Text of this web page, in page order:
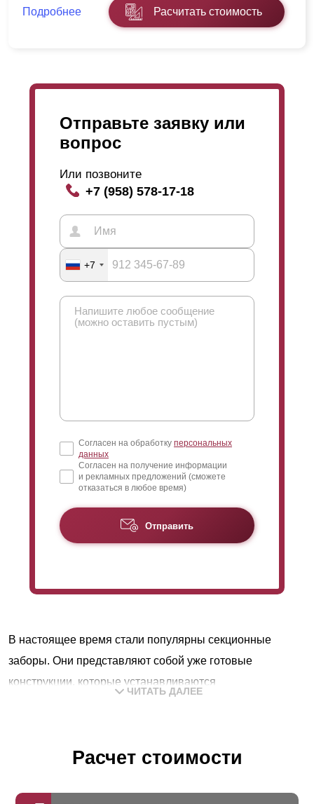
Подробнее Расчитать стоимость
Отправьте заявку или
вопрос
Или позвоните
+7 (958) 578-17-18
+7
Согласен на обработку персональных
данных
Согласен на получение информации
и рекламных предложений (сможете
отказаться в любое время)
Отправить
В настоящее время стали популярны секционные
заборы. Они представляют собой уже готовые
конструкции, которые устанавливаются
Забор такого типа состоит из секций, опор и крепления.
ЧИТАТЬ ДАЛЕЕ
Расчет стоимости